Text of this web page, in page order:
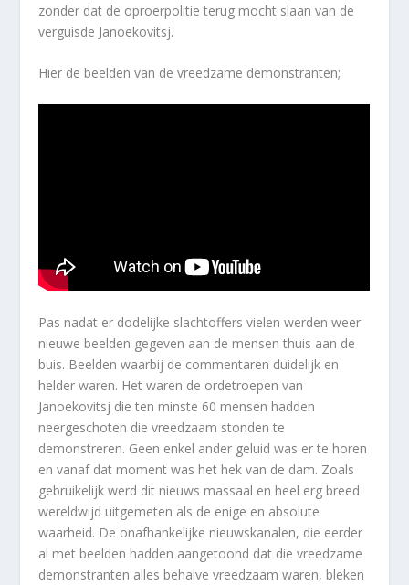
zonder dat de oproerpolitie terug mocht slaan van de
verguisde Janoekovitsj.
Hier de beelden van de vreedzame demonstranten;
Pas nadat er dodelijke slachtoffers vielen werden weer
nieuwe beelden gegeven aan de mensen thuis aan de
buis. Beelden waarbij de commentaren duidelijk en
helder waren. Het waren de ordetroepen van
Janoekovitsj die ten minste 60 mensen hadden
neergeschoten die vreedzaam stonden te
demonstreren. Geen enkel ander geluid was er te horen
en vanaf dat moment was het hek van de dam. Zoals
gebruikelijk werd dit nieuws massaal en heel erg breed
wereldwijd uitgemeten als de enige en absolute
waarheid. De onafhankelijke nieuwskanalen, die eerder
al met beelden hadden aangetoond dat die vreedzame
demonstranten alles behalve vreedzaam waren, bleken